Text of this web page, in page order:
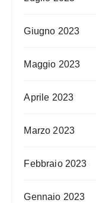
Giugno 2023
Maggio 2023
Aprile 2023
Marzo 2023
Febbraio 2023
Gennaio 2023